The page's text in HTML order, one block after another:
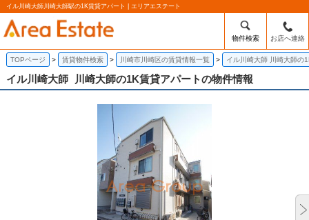
イル川崎大師川崎大師駅の1K賃貸アパート | エリアエステート
物件検索 お店へ連絡
TOPページ 賃貸物件検索 川崎市川崎区の賃貸情報一覧 イル川崎大師 川崎大師の
イル川崎大師 川崎大師の1K賃貸アパートの物件情報